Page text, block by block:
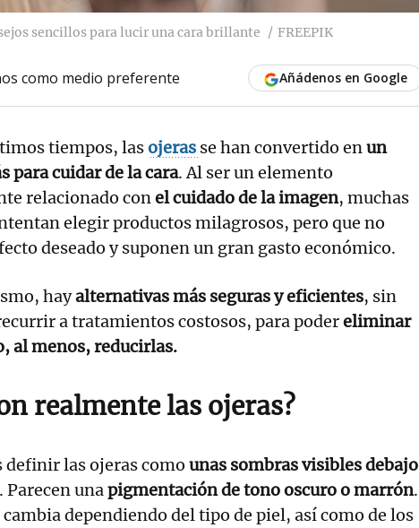
sencillos para lucir una cara brillante FREEPIK
como medio preferente Añádenos en Google
tiempos, lasojeras se han convertido enun
para cuidar de la cara. Al ser un elemento
relacionado conel cuidado de la imagen, muchas
elegir productos milagrosos, pero que no
deseado y suponen un gran gasto económico.
hayalternativas más seguras y eficientes, sin
a tratamientos costosos, para podereliminar
al menos, reducirlas.
realmente las ojeras?
definir las ojeras como unas sombras visibles debajo
. Parecen unapigmentación de tono oscuro o marrón.
cambia dependiendo del tipo de piel, así como de los